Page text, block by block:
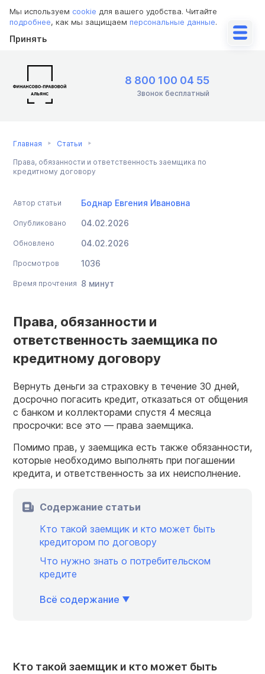
Мы используем cookie для вашего удобства. Читайте
подробнее, как мы защищаем персональные данные.
Принять
8 800 100 04 55
Звонок бесплатный
Главная Статьи
Права, обязанности и ответственность заемщика по
кредитному договору
Автор статьи Боднар Евгения Ивановна
Опубликовано 04.02.2026
Обновлено 04.02.2026
Просмотров 1036
Время прочтения 8 минут
Права, обязанности и
ответственность заемщика по
кредитному договору
Вернуть деньги за страховку в течение 30 дней,
досрочно погасить кредит, отказаться от общения
с банком и коллекторами спустя 4 месяца
просрочки: все это — права заемщика.
Помимо прав, у заемщика есть также обязанности,
которые необходимо выполнять при погашении
кредита, и ответственность за их неисполнение.
Содержание статьи
Кто такой заемщик и кто может быть
кредитором по договору
Что нужно знать о потребительском
кредите
Всё содержание
Кто такой заемщик и кто может быть